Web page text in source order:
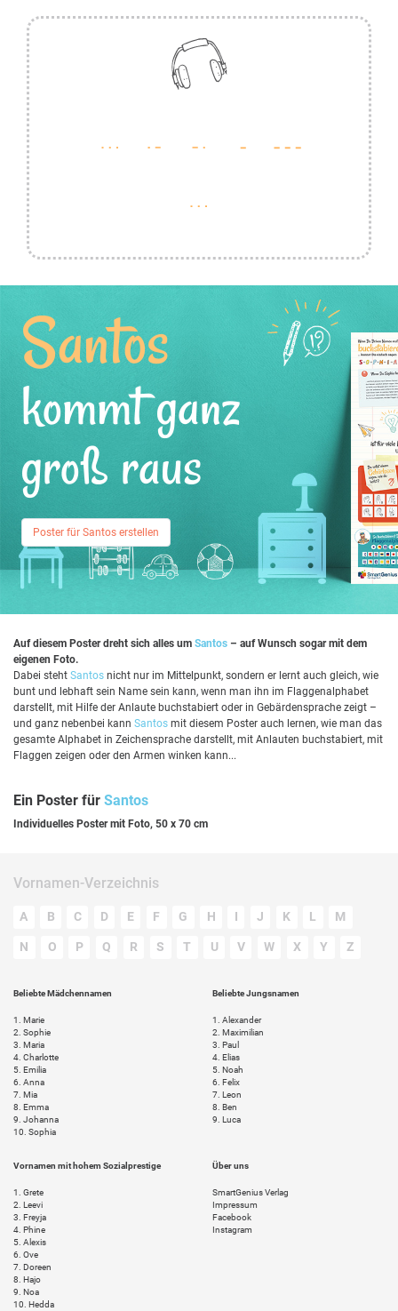
Santos
kommt ganz
groß raus
Poster für Santos erstellen
Auf diesem Poster dreht sich alles um Santos – auf Wunsch sogar mit dem
eigenen Foto.
Dabei steht Santos nicht nur im Mittelpunkt, sondern er lernt auch gleich, wie
bunt und lebhaft sein Name sein kann, wenn man ihn im Flaggenalphabet
darstellt, mit Hilfe der Anlaute buchstabiert oder in Gebärdensprache zeigt –
und ganz nebenbei kann Santos mit diesem Poster auch lernen, wie man das
gesamte Alphabet in Zeichensprache darstellt, mit Anlauten buchstabiert, mit
Flaggen zeigen oder den Armen winken kann...
Ein Poster für Santos
Individuelles Poster mit Foto, 50 x 70 cm
Vornamen-Verzeichnis
A B C D E F G H I J K L M
N O P Q R S T U V W X Y Z
Beliebte Mädchennamen
1.
Marie
2. Sophie
3. Maria
4. Charlotte
5. Emilia
6. Anna
7. Mia
8. Emma
9. Johanna
10. Sophia
Beliebte Jungsnamen
1.
Alexander
2. Maximilian
3. Paul
4. Elias
5. Noah
6. Felix
7. Leon
8. Ben
9. Luca
Vornamen mit hohem Sozialprestige
1.
Grete
2. Leevi
3. Freyja
4. Phine
5. Alexis
6. Ove
7. Doreen
8. Hajo
9. Noa
10. Hedda
Über uns
SmartGenius Verlag
Impressum
Facebook
Instagram